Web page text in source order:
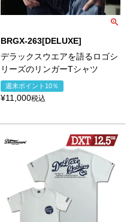
BRGX-263[DELUXE]
デラックスウエアを語るロゴシ
リーズのリンガーTシャツ
週末ポイント10％
¥11,000税込